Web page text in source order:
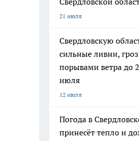
21 июля
Свердловскую
сильные ливни,
порывами ветра до
июля
12 июля
Погода в
принесёт тепло и